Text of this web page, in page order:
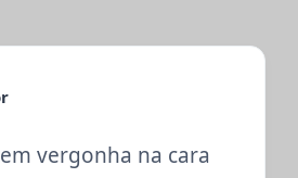
vergonha na cara